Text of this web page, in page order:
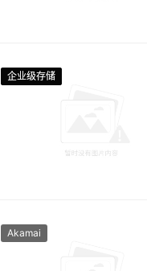
及。取消省界，正是实现
结算；29省14万公里、
级过站；而IEF云端服务
为了中国交通智能云底座
企业级存储
企业级存储
企业级存储
企业级存储
Akamai